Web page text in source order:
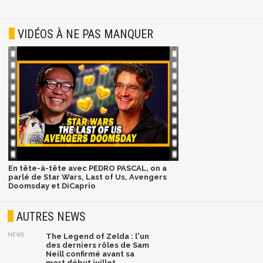
VIDÉOS À NE PAS MANQUER
En tête-à-tête avec PEDRO PASCAL, on a
parlé de Star Wars, Last of Us, Avengers
Doomsday et DiCaprio
AUTRES NEWS
NEWS
The Legend of Zelda : l'un
des derniers rôles de Sam
Neill confirmé avant sa